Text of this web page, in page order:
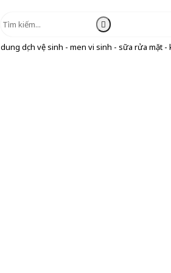
dung dịch vệ sinh - men vi sinh - sữa rửa mặt